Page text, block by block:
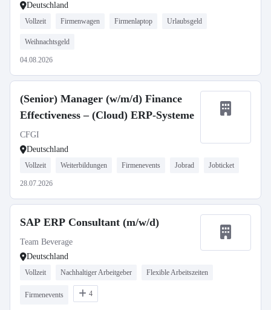
Deutschland
Vollzeit Firmenwagen Firmenlaptop Urlaubsgeld
Weihnachtsgeld
04.08.2026
(Senior) Manager (w/m/d) Finance
Effectiveness – (Cloud) ERP-Systeme
CFGI
Deutschland
Vollzeit Weiterbildungen Firmenevents Jobrad Jobticket
28.07.2026
SAP ERP Consultant (m/w/d)
Team Beverage
Deutschland
Vollzeit Nachhaltiger Arbeitgeber Flexible Arbeitszeiten
Firmenevents 4